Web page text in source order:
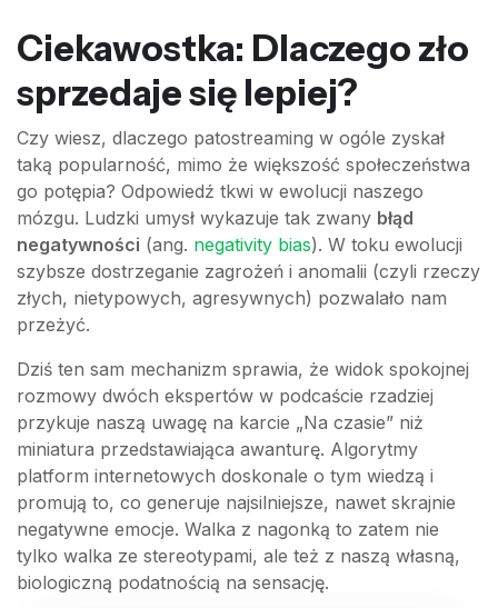
Ciekawostka: Dlaczego zło
sprzedaje się lepiej?
Czy wiesz, dlaczego patostreaming w ogóle zyskał
taką popularność, mimo że większość społeczeństwa
go potępia? Odpowiedź tkwi w ewolucji naszego
mózgu. Ludzki umysł wykazuje tak zwany błąd
negatywności (ang. negativity bias). W toku ewolucji
szybsze dostrzeganie zagrożeń i anomalii (czyli rzeczy
złych, nietypowych, agresywnych) pozwalało nam
przeżyć.
Dziś ten sam mechanizm sprawia, że widok spokojnej
rozmowy dwóch ekspertów w podcaście rzadziej
przykuje naszą uwagę na karcie „Na czasie” niż
miniatura przedstawiająca awanturę. Algorytmy
platform internetowych doskonale o tym wiedzą i
promują to, co generuje najsilniejsze, nawet skrajnie
negatywne emocje. Walka z nagonką to zatem nie
tylko walka ze stereotypami, ale też z naszą własną,
biologiczną podatnością na sensację.